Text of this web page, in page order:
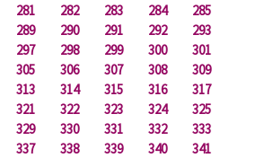
281 282 283 284
285
289 290 291 292
293
297 298 299 300
301
305 306 307 308
309
313 314 315 316
317
321 322 323 324
325
329 330 331 332
333
337 338 339 340
341